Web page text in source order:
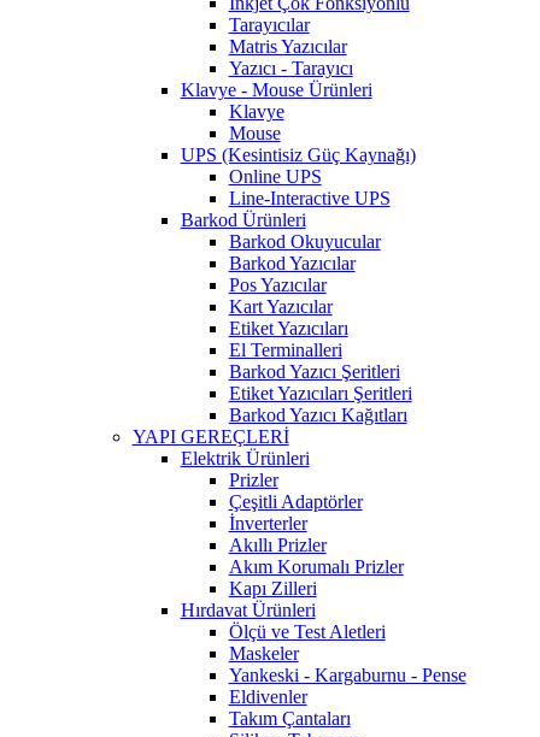
Tarayıcılar
Matris Yazıcılar
Yazıcı - Tarayıcı
Klavye - Mouse Ürünleri
Klavye
Mouse
UPS (Kesintisiz Güç Kaynağı)
Online UPS
Line-Interactive UPS
Barkod Ürünleri
Barkod Okuyucular
Barkod Yazıcılar
Pos Yazıcılar
Kart Yazıcılar
Etiket Yazıcıları
El Terminalleri
Barkod Yazıcı Şeritleri
Etiket Yazıcıları Şeritleri
Barkod Yazıcı Kağıtları
YAPI GEREÇLERİ
Elektrik Ürünleri
Prizler
Çeşitli Adaptörler
İnverterler
Akıllı Prizler
Akım Korumalı Prizler
Kapı Zilleri
Hırdavat Ürünleri
Ölçü ve Test Aletleri
Maskeler
Yankeski - Kargaburnu - Pense
Eldivenler
Takım Çantaları